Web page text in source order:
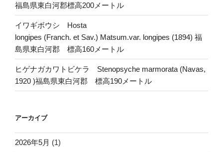
福島県東白河郡標高200メートル
イワギボウシ Hosta
longipes (Franch. et Sav.) Matsum.var. longipes (1894) 福
島県東白河郡 標高160メートル
ヒゲナガカワトビケラ Stenopsyche marmorata (Navas,
1920 )福島県東白河郡 標高190メートル
アーカイブ
2026年5月 (1)